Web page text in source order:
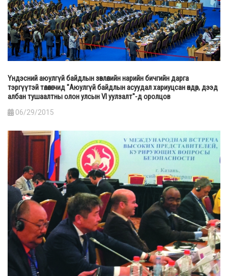
Үндэсний аюулгүй байдлын зөвлөлийн нарийн бичгийн дарга
тэргүүтэй төлөөлөгчид "Аюулгүй байдлын асуудал хариуцсан өндөр, дээд
албан тушаалтны олон улсын VI уулзалт"-д оролцов
06/29/2015